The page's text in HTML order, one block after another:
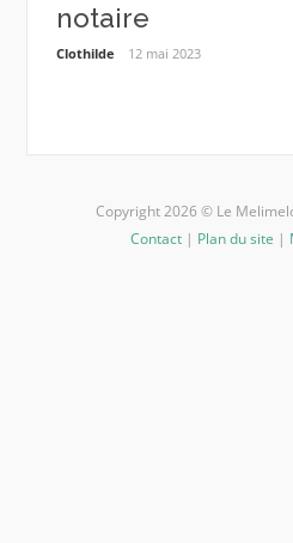
notaire
Clothilde 12 mai 2023
Copyright 2026 © Le
Contact| Plan du site |